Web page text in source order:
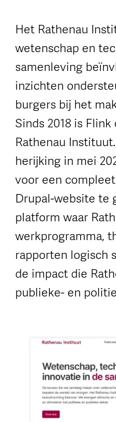
Het Rathenau
wetenschap en
samenleving
inzichten
burgers bij het
Sinds 2018 is
Rathenau
herijking in mei
voor een
Drupal-website te
platform waar
werkprogramma,
rapporten logisch
de impact die
publieke- en